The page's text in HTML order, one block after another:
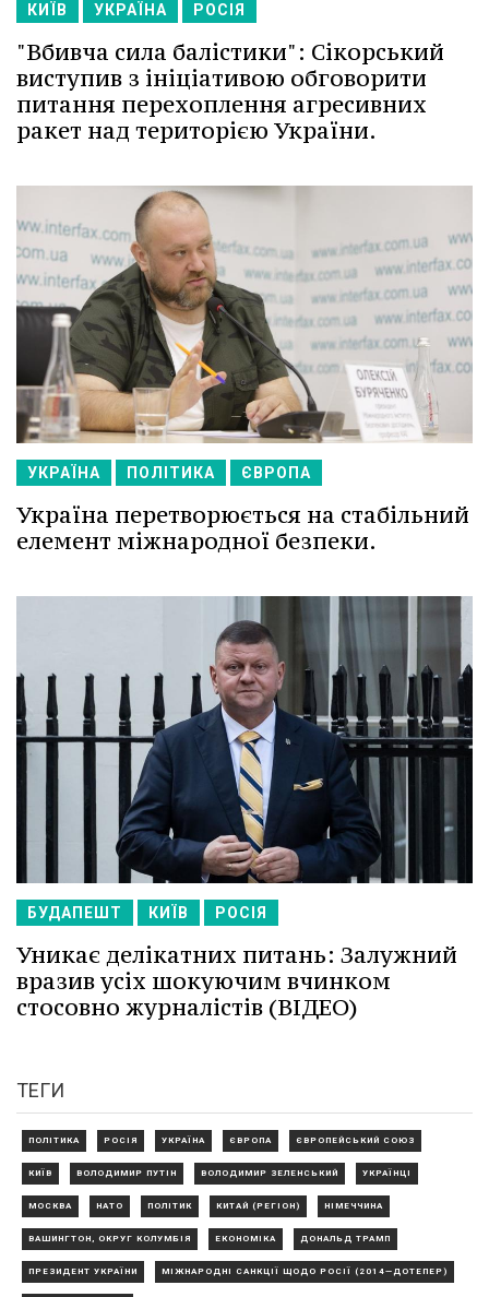
КИЇВ УКРАЇНА РОСІЯ
"Вбивча сила балістики": Сікорський
виступив з ініціативою обговорити
питання перехоплення агресивних
ракет над територією України.
УКРАЇНА ПОЛІТИКА ЄВРОПА
Україна перетворюється на стабільний
елемент міжнародної безпеки.
БУДАПЕШТ КИЇВ РОСІЯ
Уникає делікатних питань: Залужний
вразив усіх шокуючим вчинком
стосовно журналістів (ВІДЕО)
ТЕГИ
ПОЛІТИКА РОСІЯ УКРАЇНА ЄВРОПА ЄВРОПЕЙСЬКИЙ СОЮЗ
КИЇВ ВОЛОДИМИР ПУТІН ВОЛОДИМИР ЗЕЛЕНСЬКИЙ УКРАЇНЦІ
МОСКВА НАТО ПОЛІТИК КИТАЙ (РЕГІОН) НІМЕЧЧИНА
ВАШИНГТОН, ОКРУГ КОЛУМБІЯ ЕКОНОМІКА ДОНАЛЬД ТРАМП
ПРЕЗИДЕНТ УКРАЇНИ МІЖНАРОДНІ САНКЦІЇ ЩОДО РОСІЇ (2014—ДОТЕПЕР)